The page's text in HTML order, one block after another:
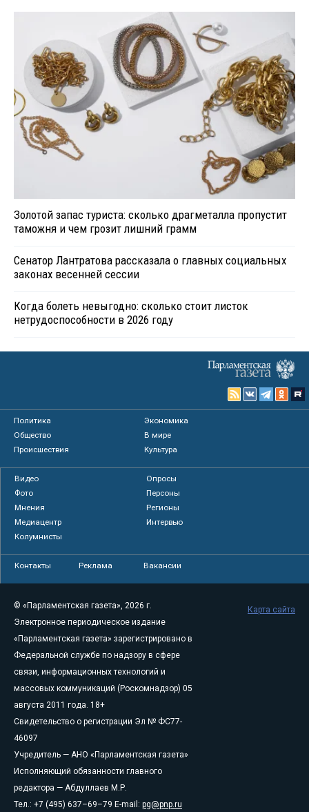
Золотой запас туриста: сколько драгметалла пропустит
таможня и чем грозит лишний грамм
Сенатор Лантратова рассказала о главных социальных
законах весенней сессии
Когда болеть невыгодно: сколько стоит листок
нетрудоспособности в 2026 году
Политика
Экономика
Общество
В мире
Происшествия
Культура
Видео
Опросы
Фото
Персоны
Мнения
Регионы
Медиацентр
Интервью
Колумнисты
Контакты Реклама Вакансии
© «Парламентская газета», 2026 г.
Электронное периодическое издание
«Парламентская газета» зарегистрировано в
Федеральной службе по надзору в сфере
связи, информационных технологий и
массовых коммуникаций (Роскомнадзор) 05
августа 2011 года. 18+
Свидетельство о регистрации Эл № ФС77-
46097
Учредитель — АНО «Парламентская газета»
Исполняющий обязанности главного
редактора — Абдуллаев М.Р.
Тел.: +7 (495) 637–69–79 E-mail: pg@pnp.ru
Карта сайта